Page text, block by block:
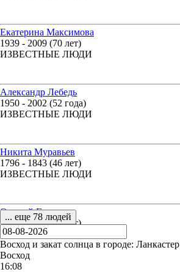
Екатерина Максимова
1939 - 2009 (70 лет)
ИЗВЕСТНЫЕ ЛЮДИ
Александр Лебедь
1950 - 2002 (52 года)
ИЗВЕСТНЫЕ ЛЮДИ
Никита Муравьев
1796 - 1843 (46 лет)
ИЗВЕСТНЫЕ ЛЮДИ
Овидий Горчаков
1924 - 2000 (75 лет)
ИЗВЕСТНЫЕ ЛЮДИ
... еще 78 людей
Восход и закат солнца в городе: Ланкастер
Восход
16:08